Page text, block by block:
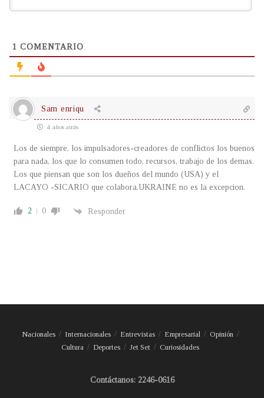
1 COMENTARIO
Sam enriqu
4 años atrás
Los de siempre, los impulsadores-creadores de conflictos los buenos
para nada, los que lo consumen todo, recursos, trabajo de los demas.
Los que piensan que son los dueños del mundo (USA) y el
LACAYO -SICARIO que colabora.UKRAINE no es la excepcion.
2 0 Responder
Nacionales Internacionales Entrevistas Empresarial
Opinión
Cultura
Deportes Jet Set Curiosidades
Contáctanos: 2246-0616